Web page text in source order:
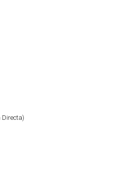
Directa)